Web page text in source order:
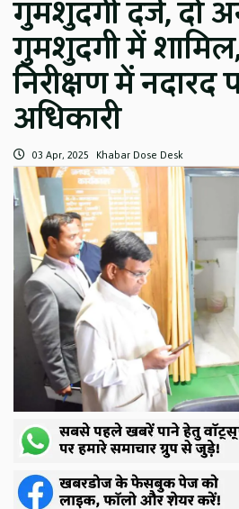
गुमशुदगी दर्ज, दो
गुमशुदगी में
निरीक्षण में
अधिकारी
03 Apr, 2025 Khabar Dose Desk